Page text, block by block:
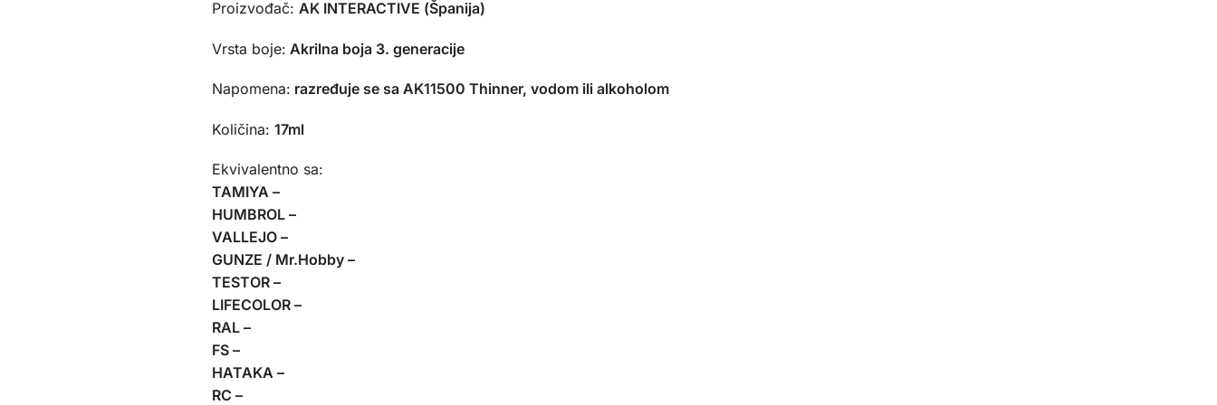
Proizvođač: AK INTERACTIVE (Španija)
Vrsta boje: Akrilna boja 3. generacije
Napomena: razređuje se sa AK11500 Thinner, vodom ili alkoholom
Količina: 17ml
Ekvivalentno sa:
TAMIYA –
HUMBROL –
VALLEJO –
GUNZE / Mr.Hobby –
TESTOR –
LIFECOLOR –
RAL –
FS –
HATAKA –
RC –